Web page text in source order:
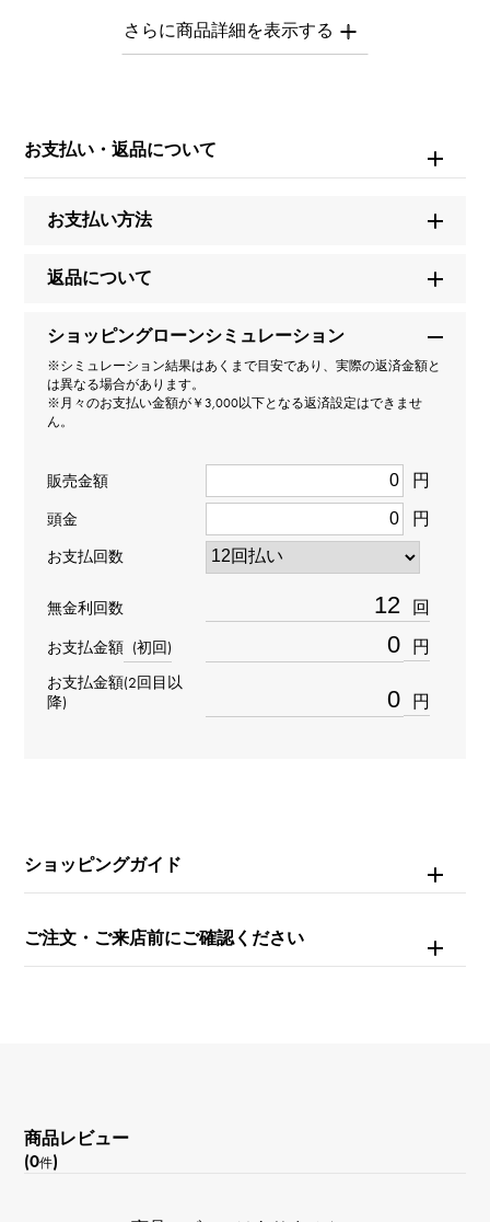
※中古品につき全体的に多少の小傷がございます。
※商品によっては、写真では確認できない傷がある場合
お問い合わせ商
品ID
W249930
商品名
ブランド名
ウブロ
ビッグバン
型番
471.NX.7112.RX
タイプ
メンズ
ムーブメント
自動巻き
防水
文字盤色
お支払い・返品について
お支払い方法
返品について
ショッピングローンシミュレーション
※シミュレーション結果はあくまで目安であり、実際の返済金額と
は異なる場合があります。
※月々のお支払い金額が￥3,000以下となる返済設定はできませ
ん。
販売金額 円
頭金 円
お支払回数
無金利回数 回
お支払金額 (初回) 円
お支払金額(2回目以
降)
円
ショッピングガイド
ご注文・ご来店前にご確認ください
商品レビュー
(0件)